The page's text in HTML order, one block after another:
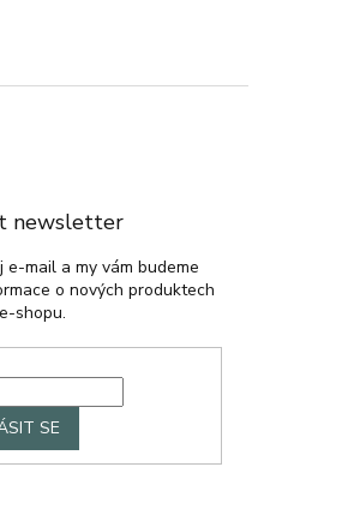
newsletter
e-mail a my vám budeme
o nových produktech
shopu.
SE